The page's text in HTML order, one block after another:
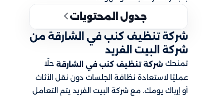
جدول المحتويات
شركة تنظيف كنب في الشارقة من
شركة البيت الفريد
تمنحك شركة تنظيف كنب في الشارقة حلًا
عمليًا لاستعادة نظافة الجلسات دون نقل الأثاث
أو إرباك يومك. مع شركة البيت الفريد يتم التعامل